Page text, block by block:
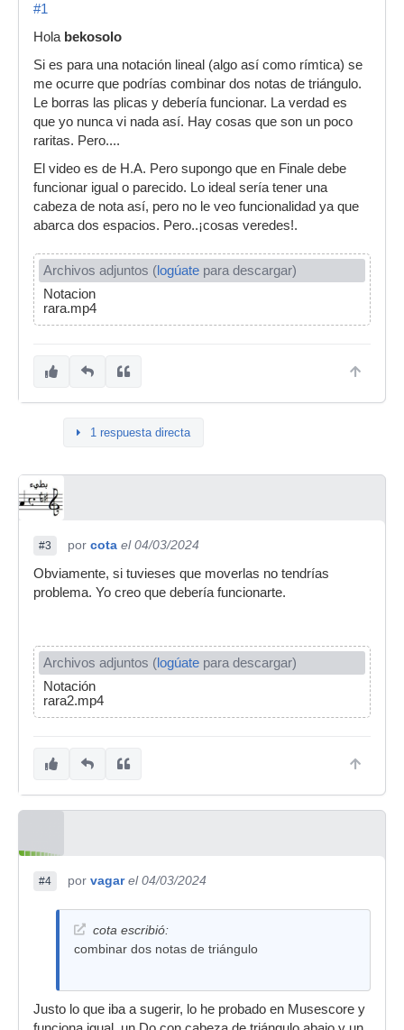
#1
Hola bekosolo
Si es para una notación lineal (algo así como rímtica) se
me ocurre que podrías combinar dos notas de triángulo.
Le borras las plicas y debería funcionar. La verdad es
que yo nunca vi nada así. Hay cosas que son un poco
raritas. Pero....
El video es de H.A. Pero supongo que en Finale debe
funcionar igual o parecido. Lo ideal sería tener una
cabeza de nota así, pero no le veo funcionalidad ya que
abarca dos espacios. Pero..¡cosas veredes!.
Archivos adjuntos (logúate para descargar)
Notacion
rara.mp4
1 respuesta directa
#3 por cota el 04/03/2024
Obviamente, si tuvieses que moverlas no tendrías
problema. Yo creo que debería funcionarte.
Archivos adjuntos (logúate para descargar)
Notación
rara2.mp4
#4 por vagar el 04/03/2024
cota escribió:
combinar dos notas de triángulo
Justo lo que iba a sugerir, lo he probado en Musescore y